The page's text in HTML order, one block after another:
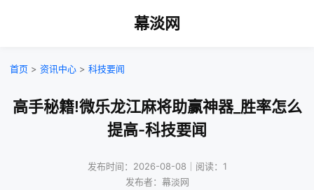
幕淡网
首页 > 资讯中心 > 科技要闻
高手秘籍!微乐龙江麻将助赢神器_胜率怎么
提高-科技要闻
发布时间：2026-08-08｜阅读：1
发布者：幕淡网